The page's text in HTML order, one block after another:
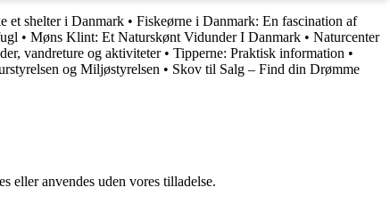
et shelter i Danmark • Fiskeørne i Danmark: En fascination af
• Møns Klint: Et Naturskønt Vidunder I Danmark • Naturcenter
vandreture og aktiviteter• Tipperne: Praktisk information •
og Miljøstyrelsen • Skov til Salg – Find din Drømme
eller anvendes uden vores tilladelse.